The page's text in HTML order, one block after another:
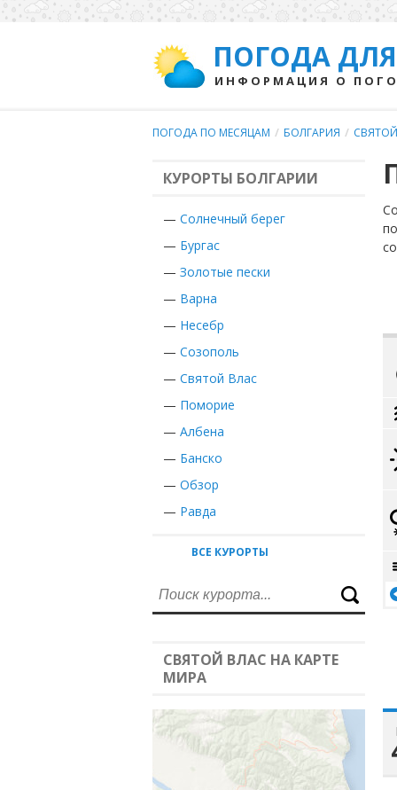
ПОГОДА
ИНФОРМАЦИЯ О
ПОГОДА ПО МЕСЯЦАМ / БОЛГАРИЯ /
КУРОРТЫ БОЛГАРИИ
— Солнечный берег
— Бургас
— Золотые пески
— Варна
— Несебр
— Созополь
— Святой Влас
— Поморие
— Албена
— Банско
— Обзор
— Равда
ВСЕ КУРОРТЫ
СВЯТОЙ ВЛАС НА КАРТЕ
МИРА